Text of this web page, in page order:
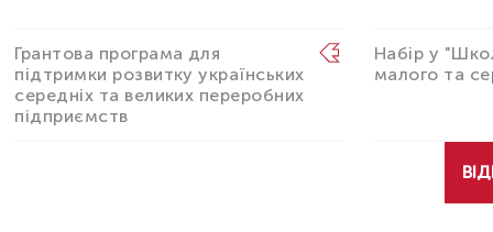
Грантова програма для
підтримки розвитку українських
середніх та великих переробних
підприємств
Набір у
малого та